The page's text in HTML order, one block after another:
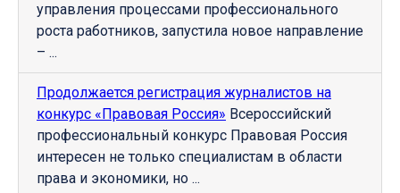
управления процессами профессионального
роста работников, запустила новое направление
– ...
Продолжается регистрация журналистов на
конкурс «Правовая Россия» Всероссийский
профессиональный конкурс Правовая Россия
интересен не только специалистам в области
права и экономики, но ...